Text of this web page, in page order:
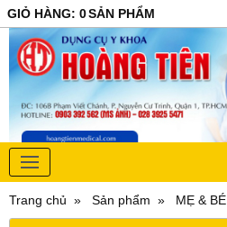
GIỎ HÀNG: 0SẢN PHẨM
Trang chủ Sản phẩm MẸ & BÉ